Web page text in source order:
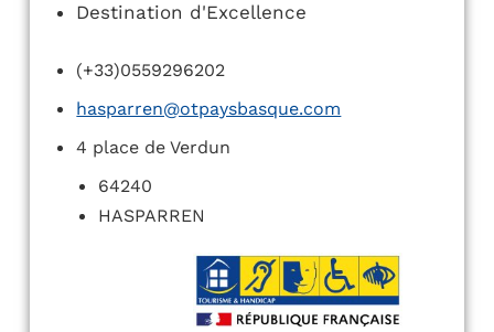
Destination d'Excellence
(+33)0559296202
hasparren@otpaysbasque.com
4 place de Verdun
64240
HASPARREN